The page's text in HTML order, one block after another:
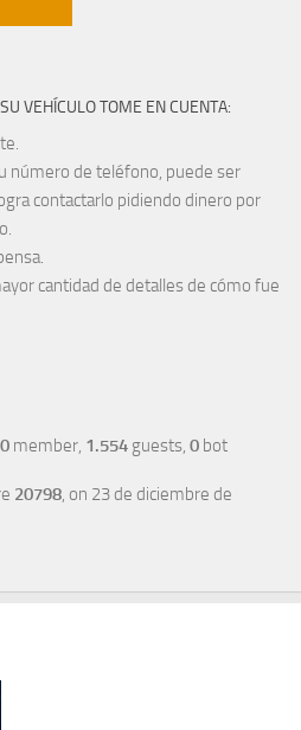
VEHÍCULO TOME EN CUENTA:
número de teléfono, puede ser
contactarlo pidiendo dinero por
cantidad de detalles de cómo fue
0 member, 1.554 guests, 0 bot
20798, on 23 de diciembre de